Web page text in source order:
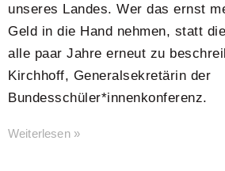
unseres Landes. Wer das ernst
Geld in die Hand nehmen, statt
alle paar Jahre erneut zu
Kirchhoff, Generalsekretärin der
Bundesschüler*innenkonferenz.
Weiterlesen »